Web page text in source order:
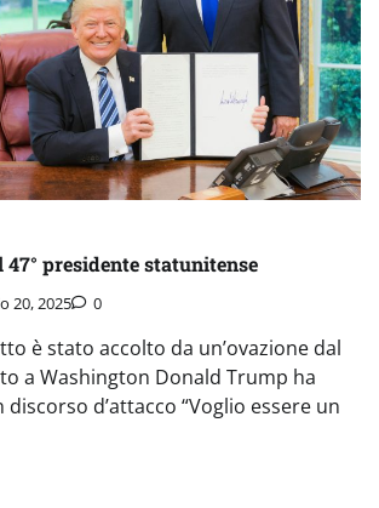
presidente statunitense
20, 2025 0
è stato accolto da un’ovazione dal
a Washington Donald Trump ha
d’attacco “Voglio essere un